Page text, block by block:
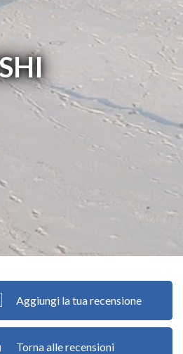
Aggiungi la tua recensione
Torna alle recensioni